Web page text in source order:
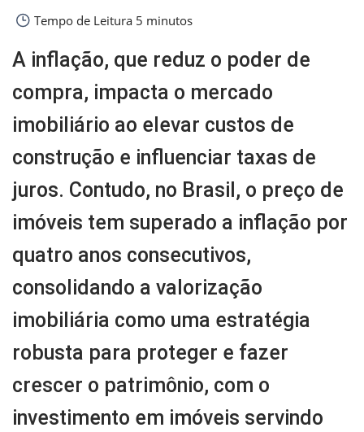
Tempo de Leitura 5 minutos
A inflação, que reduz o poder de
compra, impacta o mercado
imobiliário ao elevar custos de
construção e influenciar taxas de
juros. Contudo, no Brasil, o preço de
imóveis tem superado a inflação por
quatro anos consecutivos,
consolidando a valorização
imobiliária como uma estratégia
robusta para proteger e fazer
crescer o patrimônio, com o
investimento em imóveis servindo